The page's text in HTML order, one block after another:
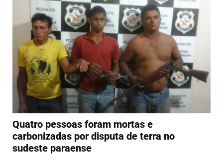
Quatro pessoas foram mortas e
carbonizadas por disputa de terra no
sudeste paraense